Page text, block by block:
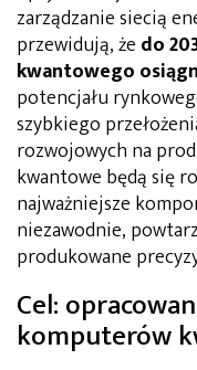
zarządzanie siecią
przewidują, że do
kwantowego
potencjału
szybkiego
rozwojowych na
kwantowe będą się
najważniejsze
niezawodnie,
produkowane
Cel:
komputerów